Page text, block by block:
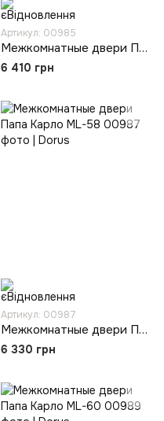
Артикул: 00985
Межкомнатные двери Папа Карло ML-56
6 410 грн
Артикул: 00987
Межкомнатные двери Папа Карло ML-58
6 330 грн